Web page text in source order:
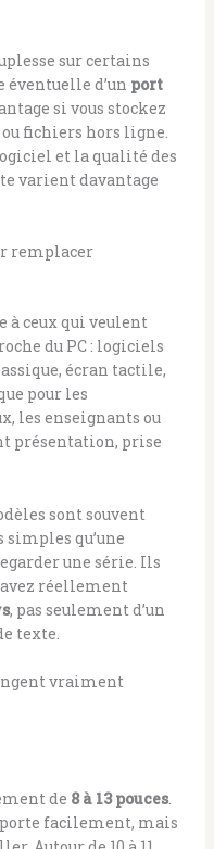
sur certains
d’un port
si vous stockez
ou fichiers hors ligne.
et la qualité des
varient davantage
remplacer
à ceux qui veulent
du PC : logiciels
écran tactile,
pour les
les enseignants ou
présentation, prise
sont souvent
qu’une
une série. Ils
réellement
, pas seulement d’un
texte.
vraiment
de 8 à 13 pouces.
facilement, mais